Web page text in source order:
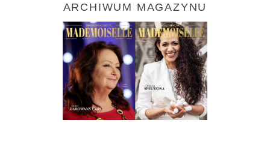
ARCHIWUM MAGAZYNU